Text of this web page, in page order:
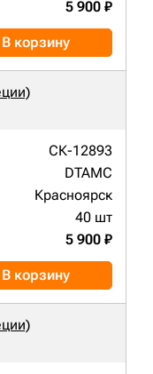
5 900 ₽
В корзину
СК-12893
DTAMC
Красноярск
40 шт
5 900 ₽
В корзину